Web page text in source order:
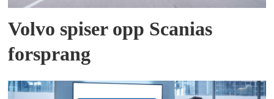
Volvo spiser opp Scanias
forsprang